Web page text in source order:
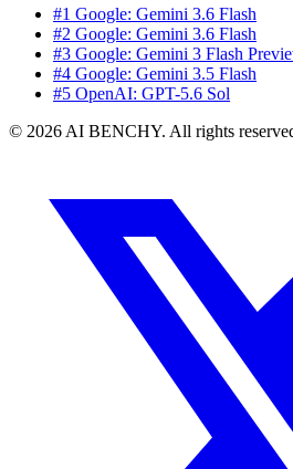
#1 Google: Gemini 3.6 Flash
#2 Google: Gemini 3.6 Flash
#3 Google: Gemini 3 Flash
#4 Google: Gemini 3.5 Flash
#5 OpenAI: GPT-5.6 Sol
© 2026 AI BENCHY. All rights